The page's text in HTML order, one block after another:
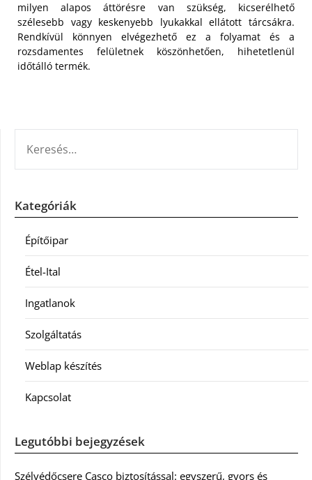
milyen alapos áttörésre van szükség, kicserélhető
szélesebb vagy keskenyebb lyukakkal ellátott tárcsákra.
Rendkívül könnyen elvégezhető ez a folyamat és a
rozsdamentes felületnek köszönhetően, hihetetlenül
időtálló termék.
Kategóriák
Építőipar
Étel-Ital
Ingatlanok
Szolgáltatás
Weblap készítés
Kapcsolat
Legutóbbi bejegyzések
Szélvédőcsere Casco biztosítással: egyszerű, gyors és